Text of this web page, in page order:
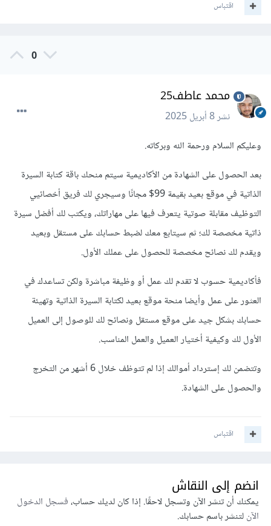
اقتباس
0
محمد عاطف25
نشر8 أبريل 2025
وعليكم السلام ورحمة الله وبركاته.
بعد الحصول على الشهادة من الأكاديمية سيتم منحك باقة كتابة السيرة
الذاتية في موقع بعيد بقيمة 99$ مجانًا وسيجري لك فريق أخصائيي
التوظيف مقابلة صوتية يتعرف فيها على مهاراتك، ويكتب لك أفضل سيرة
ذاتية مخصصة لك؛ ثم سيتابع معك لضبط حسابك على مستقل وبعيد
ويقدم لك نصائح مخصصة للحصول على عملك الأول.
فأكاديمية حسوب لا تقدم لك عمل أو وظيفة مباشرة ولكن تساعدك في
العثور على عمل وأيضا منحة موقع بعيد لكتابة السيرة الذاتية وتهيئة
حسابك بشكل جيد على موقع مستقل ونصائح لك للوصول إلى العميل
الأول لك وكيفية أختيار العميل والعمل المناسب.
وتتضمن لك إسترداد أموالك إذا لم تتوظف خلال 6 أشهر من التخرج
والحصول على الشهادة.
اقتباس
انضم إلى النقاش
يمكنك أن تنشر الآن وتسجل لاحقًا. إذا كان لديك حساب،فسجل الدخول
الآنلتنشر باسم حسابك.